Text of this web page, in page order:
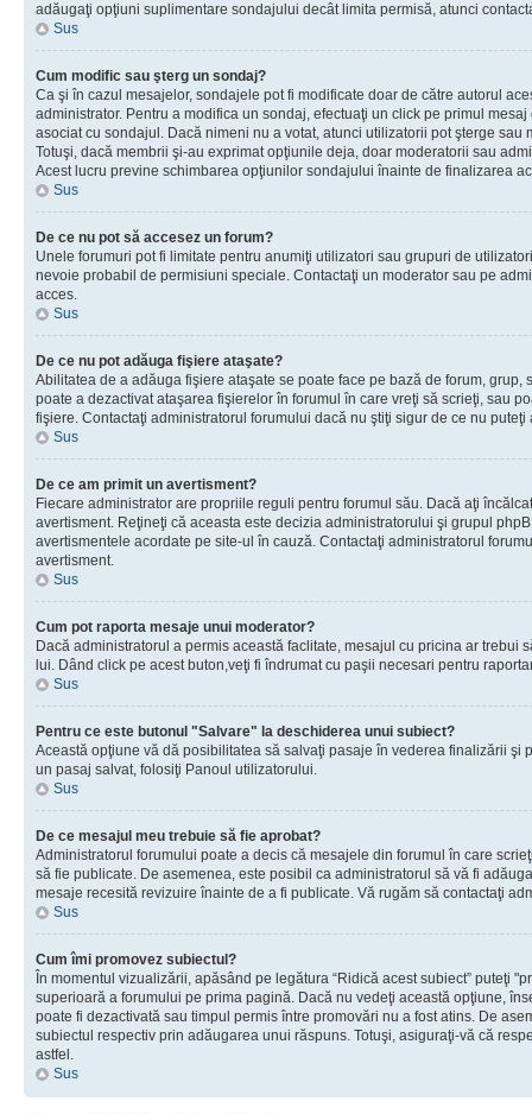
adăugaţi opţiuni suplimentare sondajului decât limita permisă, atunci
Sus
Cum modific sau şterg un sondaj?
Ca şi în cazul mesajelor, sondajele pot fi modificate doar de către autorul
administrator. Pentru a modifica un sondaj, efectuaţi un click pe primul
asociat cu sondajul. Dacă nimeni nu a votat, atunci utilizatorii pot şterge
Totuşi, dacă membrii şi-au exprimat opţiunile deja, doar moderatorii sau
Acest lucru previne schimbarea opţiunilor sondajului înainte de finalizarea
Sus
De ce nu pot să accesez un forum?
Unele forumuri pot fi limitate pentru anumiţi utilizatori sau grupuri de
nevoie probabil de permisiuni speciale. Contactaţi un moderator sau pe
acces.
Sus
De ce nu pot adăuga fişiere ataşate?
Abilitatea de a adăuga fişiere ataşate se poate face pe bază de forum, grup,
poate a dezactivat ataşarea fişierelor în forumul în care vreţi să scrieţi, sau
fişiere. Contactaţi administratorul forumului dacă nu ştiţi sigur de ce nu
Sus
De ce am primit un avertisment?
Fiecare administrator are propriile reguli pentru forumul său. Dacă aţi
avertisment. Reţineţi că aceasta este decizia administratorului şi grupul
avertismentele acordate pe site-ul în cauză. Contactaţi administratorul
avertisment.
Sus
Cum pot raporta mesaje unui moderator?
Dacă administratorul a permis această faclitate, mesajul cu pricina ar trebui
lui. Dând click pe acest buton,veţi fi îndrumat cu paşii necesari pentru
Sus
Pentru ce este butonul "Salvare" la deschiderea unui subiect?
Această opţiune vă dă posibilitatea să salvaţi pasaje în vederea finalizării şi
un pasaj salvat, folosiţi Panoul utilizatorului.
Sus
De ce mesajul meu trebuie să fie aprobat?
Administratorul forumului poate a decis că mesajele din forumul în care
să fie publicate. De asemenea, este posibil ca administratorul să vă fi
mesaje recesită revizuire înainte de a fi publicate. Vă rugăm să contactaţi
Sus
Cum îmi promovez subiectul?
În momentul vizualizării, apăsând pe legătura “Ridică acest subiect” puteţi
superioară a forumului pe prima pagină. Dacă nu vedeţi această opţiune,
poate fi dezactivată sau timpul permis între promovări nu a fost atins. De
subiectul respectiv prin adăugarea unui răspuns. Totuşi, asiguraţi-vă că
astfel.
Sus